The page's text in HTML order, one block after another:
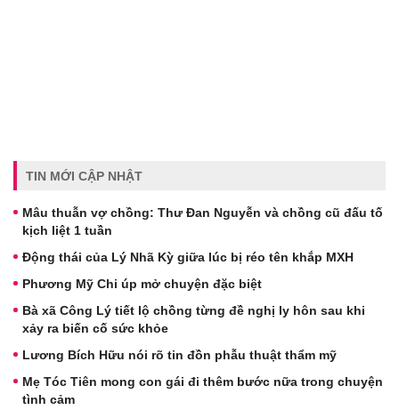
TIN MỚI CẬP NHẬT
Mâu thuẫn vợ chồng: Thư Đan Nguyễn và chồng cũ đấu tố
kịch liệt 1 tuần
Động thái của Lý Nhã Kỳ giữa lúc bị réo tên khắp MXH
Phương Mỹ Chi úp mở chuyện đặc biệt
Bà xã Công Lý tiết lộ chồng từng đề nghị ly hôn sau khi
xảy ra biến cố sức khỏe
Lương Bích Hữu nói rõ tin đồn phẫu thuật thẩm mỹ
Mẹ Tóc Tiên mong con gái đi thêm bước nữa trong chuyện
tình cảm